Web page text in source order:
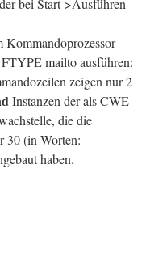
bei Start->Ausführen
Kommandoprozessor
mailto ausführen:
zeigen nur 2
Instanzen der als CWE-
die die
30 (in Worten:
haben.